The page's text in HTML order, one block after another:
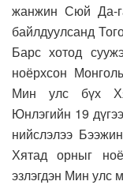
жанжин Сюй Да-
байлдуулсанд
Барс хотод
ноёрхсон
Мин улс бүх
Юнлэгийн 19
нийслэлээ
Хятад орныг
эзлэгдэн Мин улс